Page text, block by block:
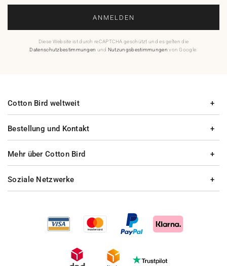
ANMELDEN
Diese Website ist durch reCAPTCHA geschützt und es gelten die
Datenschutzbestimmungen und Nutzungsbestimmungen von Google.
Bestellung und Kontakt
Mehr über Cotton Bird
Cotton Bird weltweit
Soziale Netzwerke